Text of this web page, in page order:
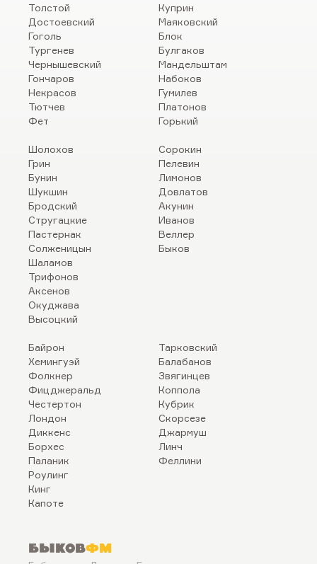
Толстой
Достоевский
Гоголь
Тургенев
Чернышевский
Гончаров
Некрасов
Тютчев
Фет
Куприн
Маяковский
Блок
Булгаков
Мандельштам
Набоков
Гумилев
Платонов
Горький
Шолохов
Грин
Бунин
Шукшин
Бродский
Стругацкие
Пастернак
Солженицын
Шаламов
Трифонов
Аксенов
Окуджава
Высоцкий
Сорокин
Пелевин
Лимонов
Довлатов
Акунин
Иванов
Веллер
Быков
Байрон
Хемингуэй
Фолкнер
Фицджеральд
Честертон
Лондон
Диккенс
Борхес
Паланик
Роулинг
Кинг
Капоте
Тарковский
Балабанов
Звягинцев
Коппола
Кубрик
Скорсезе
Джармуш
Линч
Феллини
БыковФМ